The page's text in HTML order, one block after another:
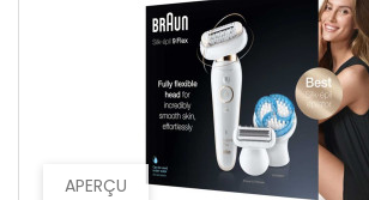
APERÇU